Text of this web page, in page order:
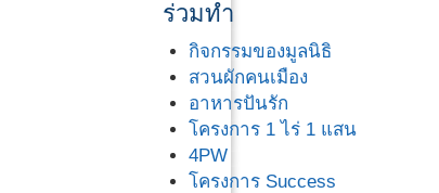
ร่วมทำ
กิจกรรมของมูลนิธิ
สวนผักคนเมือง
อาหารปันรัก
โครงการ 1 ไร่ 1 แสน
4PW
โครงการ Success